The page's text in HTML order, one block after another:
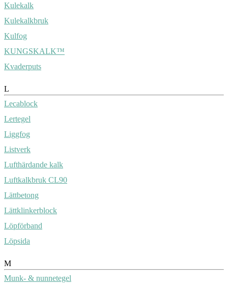
Kulekalk
Kulekalkbruk
Kulfog
KUNGSKALK™
Kvaderputs
L
Lecablock
Lertegel
Liggfog
Listverk
Lufthärdande kalk
Luftkalkbruk CL90
Lättbetong
Lättklinkerblock
Löpförband
Löpsida
M
Munk- & nunnetegel